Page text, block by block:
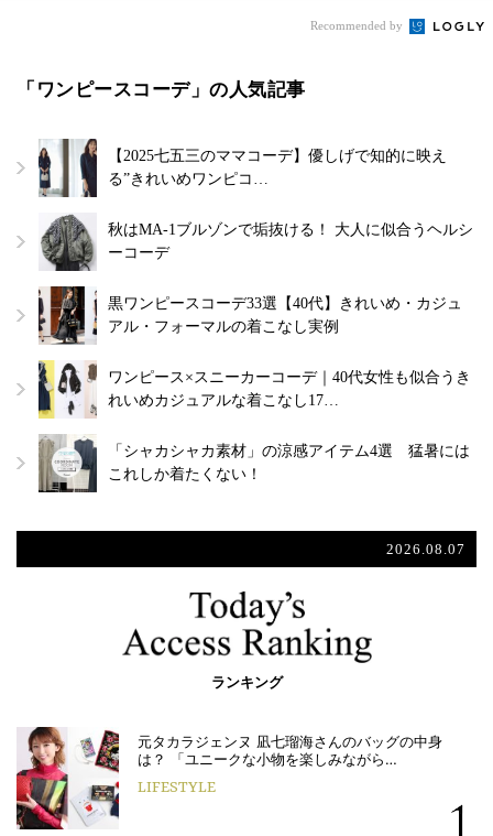
Recommended by
「ワンピースコーデ」の人気記事
【2025七五三のママコーデ】優しげで知的に映え
る”きれいめワンピコ…
秋はMA-1ブルゾンで垢抜ける！ 大人に似合うヘルシ
ーコーデ
黒ワンピースコーデ33選【40代】きれいめ・カジュ
アル・フォーマルの着こなし実例
ワンピース×スニーカーコーデ｜40代女性も似合うき
れいめカジュアルな着こなし17…
「シャカシャカ素材」の涼感アイテム4選 猛暑には
これしか着たくない！
2026.08.07
ランキング
元タカラジェンヌ 凪七瑠海さんのバッグの中身
は？ 「ユニークな小物を楽しみながら…
LIFESTYLE